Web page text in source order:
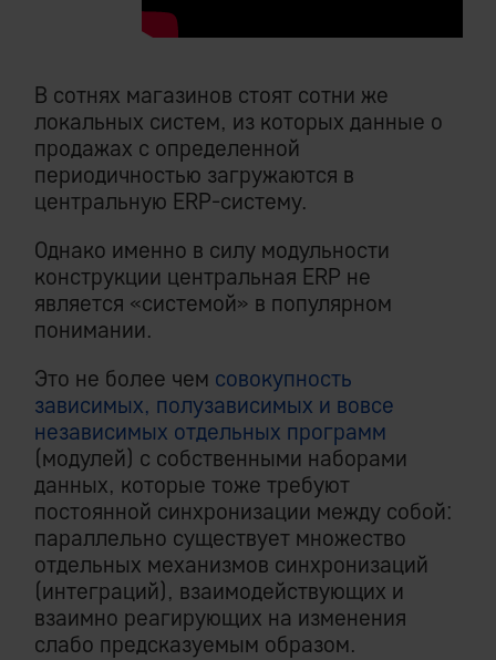
В сотнях магазинов стоят сотни же
локальных систем, из которых данные о
продажах с определенной
периодичностью загружаются в
центральную ERP-систему.
Однако именно в силу модульности
конструкции центральная ERP не
является «системой» в популярном
понимании.
Это не более чем совокупность
зависимых, полузависимых и вовсе
независимых отдельных программ
(модулей) с собственными наборами
данных, которые тоже требуют
постоянной синхронизации между собой:
параллельно существует множество
отдельных механизмов синхронизаций
(интеграций), взаимодействующих и
взаимно реагирующих на изменения
слабо предсказуемым образом.